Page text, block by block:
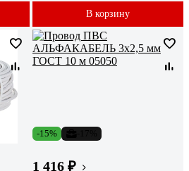
В корзину
-15%
1 416 ₽